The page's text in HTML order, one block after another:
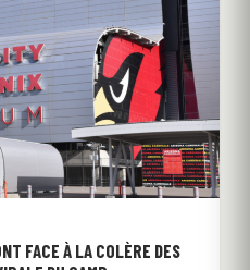
FACE À LA COLÈRE DES